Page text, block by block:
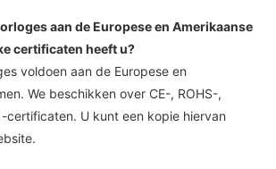
aan de Europese en Amerikaanse
certificaten heeft u?
voldoen aan de Europese en
We beschikken over CE-, ROHS-,
certificaten. U kunt een kopie hiervan